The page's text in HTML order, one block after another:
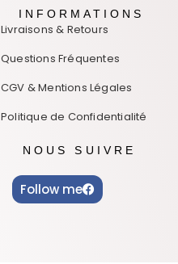
INFORMATIONS
Livraisons & Retours
Questions Fréquentes
CGV & Mentions Légales
Politique de Confidentialité
NOUS SUIVRE
Follow me